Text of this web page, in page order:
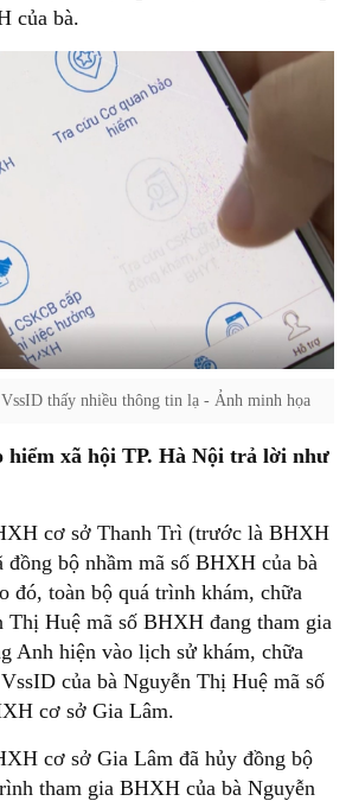
của bà.
thấy nhiều thông tin lạ - Ảnh minh họa
hiểm xã hội TP. Hà Nội trả lời như
cơ sở Thanh Trì (trước là BHXH
đồng bộ nhầm mã số BHXH của bà
đó, toàn bộ quá trình khám, chữa
Thị Huệ mã số BHXH đang tham gia
Anh hiện vào lịch sử khám, chữa
của bà Nguyễn Thị Huệ mã số
cơ sở Gia Lâm.
cơ sở Gia Lâm đã hủy đồng bộ
tham gia BHXH của bà Nguyễn